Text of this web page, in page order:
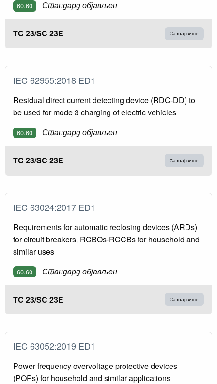
60.60 Стандард објављен
TC 23/SC 23E Сазнај више
IEC 62955:2018 ED1
Residual direct current detecting device (RDC-DD) to
be used for mode 3 charging of electric vehicles
60.60 Стандард објављен
TC 23/SC 23E Сазнај више
IEC 63024:2017 ED1
Requirements for automatic reclosing devices (ARDs)
for circuit breakers, RCBOs-RCCBs for household and
similar uses
60.60 Стандард објављен
TC 23/SC 23E Сазнај више
IEC 63052:2019 ED1
Power frequency overvoltage protective devices
(POPs) for household and similar applications